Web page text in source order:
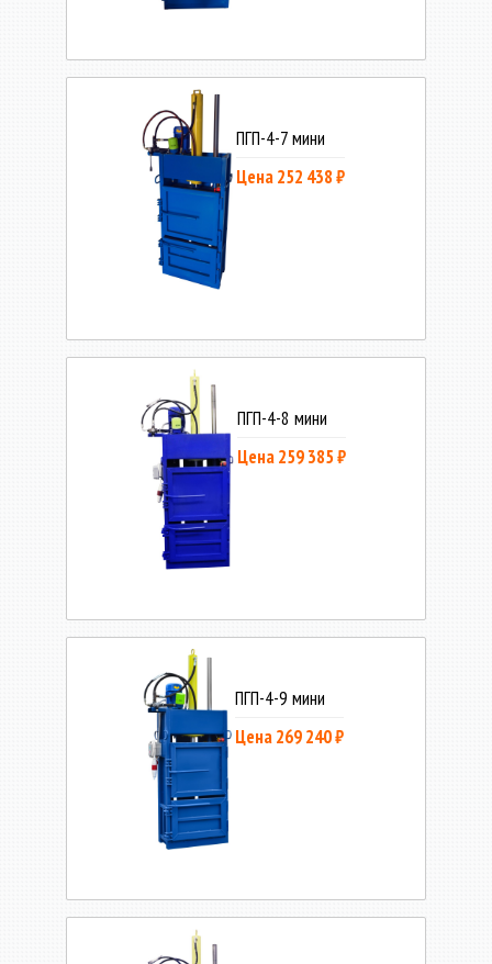
ПГП-4-7 мини
Цена 252 438 ₽
ПГП-4-8 мини
Цена 259 385 ₽
ПГП-4-9 мини
Цена 269 240 ₽